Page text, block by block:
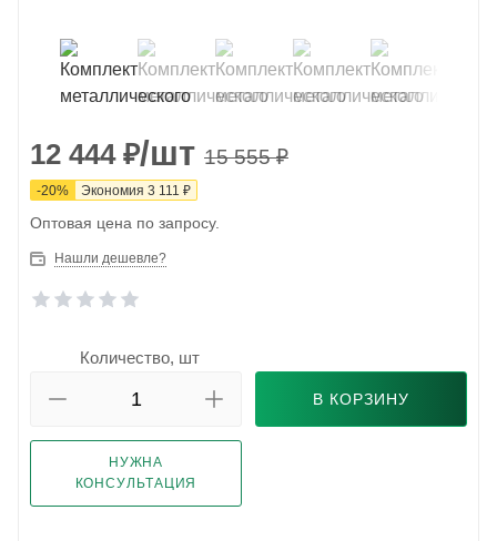
12 444₽/шт 15 555₽
-20% Экономия 3 111 ₽
Оптовая цена по запросу.
Нашли дешевле?
Количество, шт
В КОРЗИНУ
НУЖНА
КОНСУЛЬТАЦИЯ